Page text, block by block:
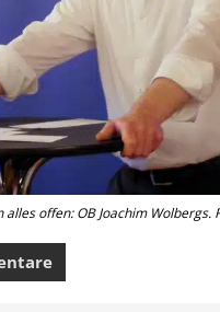
offen: OB Joachim Wolbergs.